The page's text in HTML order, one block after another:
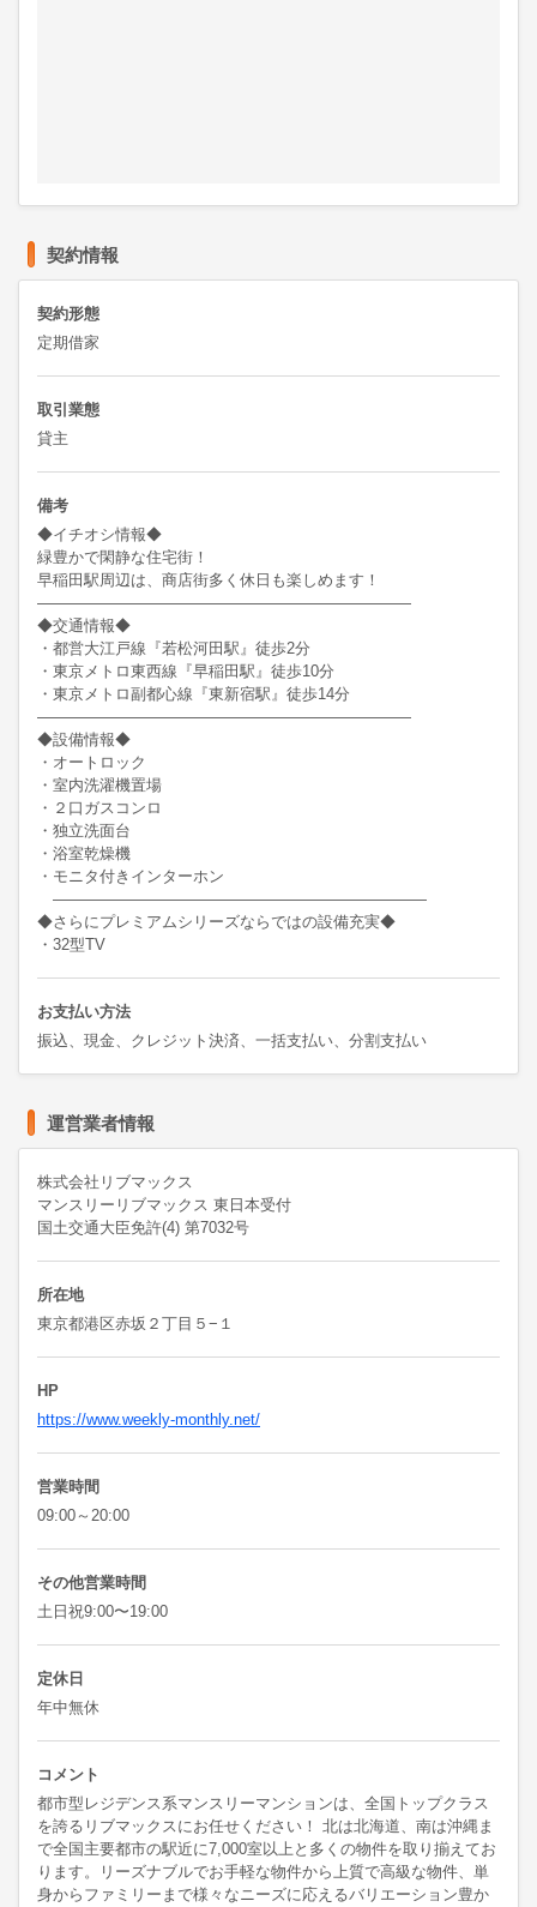
契約情報
契約形態
定期借家
取引業態
貸主
備考
◆イチオシ情報◆
緑豊かで閑静な住宅街！
早稲田駅周辺は、商店街多く休日も楽しめます！
――――――――――――――――――――――――
◆交通情報◆
・都営大江戸線『若松河田駅』徒歩2分
・東京メトロ東西線『早稲田駅』徒歩10分
・東京メトロ副都心線『東新宿駅』徒歩14分
――――――――――――――――――――――――
◆設備情報◆
・オートロック
・室内洗濯機置場
・２口ガスコンロ
・独立洗面台
・浴室乾燥機
・モニタ付きインターホン
――――――――――――――――――――――――
◆さらにプレミアムシリーズならではの設備充実◆
・32型TV
お支払い方法
振込、現金、クレジット決済、一括支払い、分割支払い
運営業者情報
株式会社リブマックス
マンスリーリブマックス 東日本受付
国土交通大臣免許(4) 第7032号
所在地
東京都港区赤坂２丁目５−１
HP
https://www.weekly-monthly.net/
営業時間
09:00～20:00
その他営業時間
土日祝9:00〜19:00
定休日
年中無休
コメント
都市型レジデンス系マンスリーマンションは、全国トップクラス
を誇るリブマックスにお任せください！ 北は北海道、南は沖縄ま
で全国主要都市の駅近に7,000室以上と多くの物件を取り揃えてお
ります。リーズナブルでお手軽な物件から上質で高級な物件、単
身からファミリーまで様々なニーズに応えるバリエーション豊か